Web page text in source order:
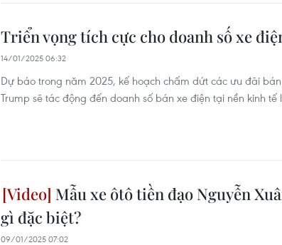
Triển vọng tích cực cho doanh số xe
14/01/2025 06:32
Dự báo trong năm 2025, kế hoạch chấm dứt các ưu đãi
Trump sẽ tác động đến doanh số bán xe điện tại nền kinh
Mẫu xe ôtô tiền đạo Nguyễn
gì đặc biệt?
09/01/2025 07:02